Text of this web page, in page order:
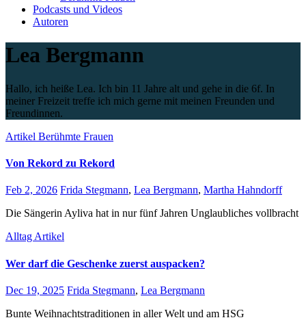
Podcasts und Videos
Autoren
Lea Bergmann
Hallo, ich heiße Lea. Ich bin 11 Jahre alt und gehe in die 6f. In
meiner Freizeit treffe ich mich gerne mit meinen Freunden und
Freundinnen.
Artikel Berühmte Frauen
Von Rekord zu Rekord
Feb 2, 2026 Frida Stegmann, Lea Bergmann, Martha Hahndorff
Die Sängerin Ayliva hat in nur fünf Jahren Unglaubliches vollbracht
AlltagArtikel
Wer darf die Geschenke zuerst auspacken?
Dec 19, 2025 Frida Stegmann, Lea Bergmann
Bunte Weihnachtstraditionen in aller Welt und am HSG